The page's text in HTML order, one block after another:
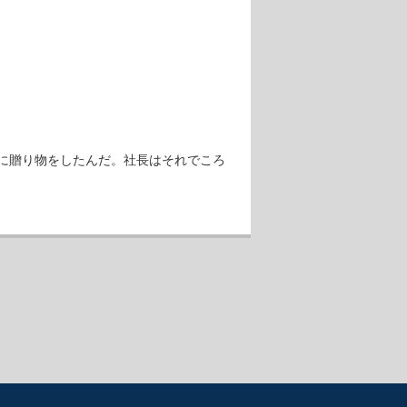
贈り物をしたんだ。社長はそれでころ